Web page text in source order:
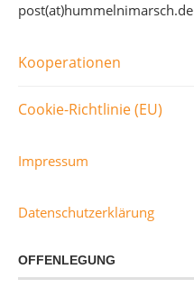
post(at)hummelnimarsch.de
Kooperationen
Cookie-Richtlinie (EU)
Impressum
Datenschutzerklärung
OFFENLEGUNG